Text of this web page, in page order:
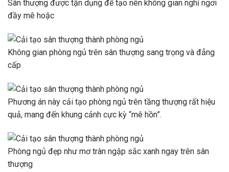
Sân thượng được tận dụng để tạo nên không gian nghỉ ngơi
đầy mê hoặc
Không gian phòng ngủ trên sân thượng sang trọng và đẳng
cấp
Phương án này cải tạo phòng ngủ trên tầng thượng rất hiệu
quả, mang đến khung cảnh cực kỳ “mê hồn”.
Phòng ngủ đẹp như mơ tràn ngập sắc xanh ngay trên sân
thượng